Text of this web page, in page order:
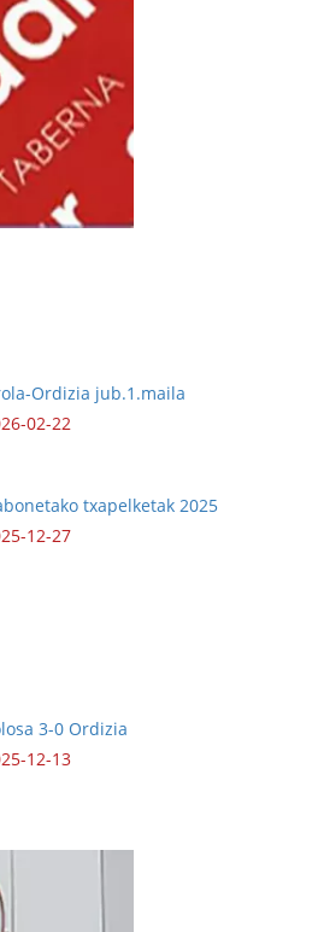
Ordizia jub.1.maila
02-22
txapelketak 2025
12-27
3-0 Ordizia
12-13